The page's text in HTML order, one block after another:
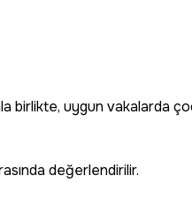
birlikte, uygun vakalarda
değerlendirilir.